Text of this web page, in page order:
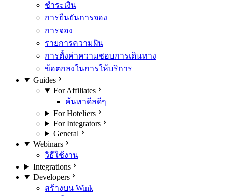
ชำระเงิน
การยืนยันการจอง
การจอง
รายการความฝัน
การตั้งค่าความชอบการเดินทาง
ข้อตกลงในการให้บริการ
Guides
For Affiliates
ค้นหาดีลดีๆ
For Hoteliers
For Integrators
General
Webinars
วิธีใช้งาน
Integrations
Developers
สร้างบน Wink